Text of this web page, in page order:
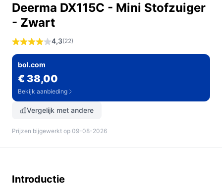
Deerma DX115C - Mini Stofzuiger
- Zwart
4,3(22)
bol.com
€ 38,00
Bekijk aanbieding
Vergelijk met andere
Prijzen bijgewerkt op 09-08-2026
Introductie